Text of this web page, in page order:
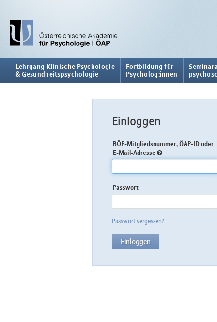
Lehrgang Klinische Psychologie
& Gesundheitspsychologie
Fortbildung für
Psycholog:innen
Einloggen
BÖP-Mitgliedsnummer, ÖAP-ID oder
E-Mail-Adresse
Passwort
Passwort vergessen?